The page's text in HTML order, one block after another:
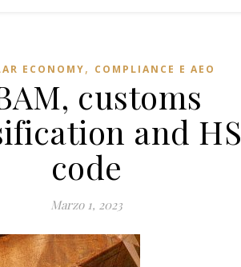
ECONOMY, COMPLIANCE E AEO
customs
and HS
code
Marzo 1, 2023